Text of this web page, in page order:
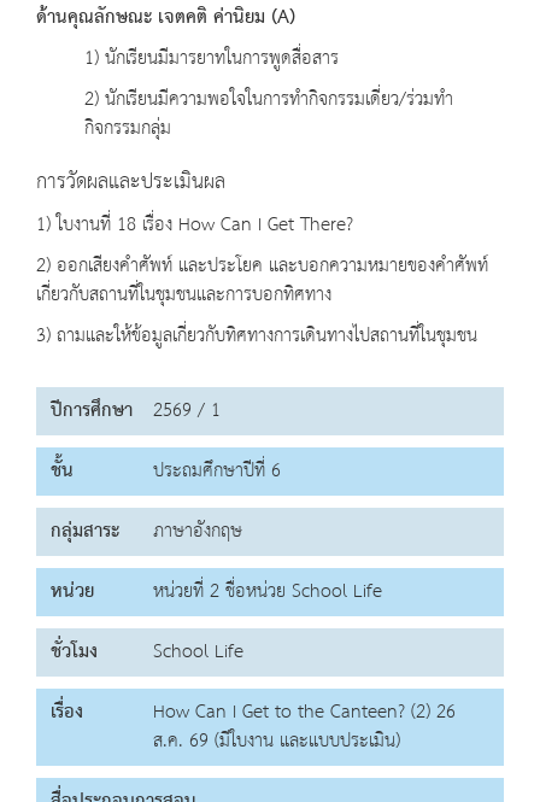
ด้านคุณลักษณะ เจตคติ ค่านิยม (A)
1) นักเรียนมีมารยาทในการพูดสื่อสาร
2) นักเรียนมีความพอใจในการทำกิจกรรมเดี่ยว/ร่วมทำ
กิจกรรมกลุ่ม
การวัดผลและประเมินผล
1) ใบงานที่ 18 เรื่อง How Can I Get There?
2) ออกเสียงคำศัพท์ และประโยค และบอกความหมายของคำศัพท์
เกี่ยวกับสถานที่ในชุมชนและการบอกทิศทาง
3) ถามและให้ข้อมูลเกี่ยวกับทิศทางการเดินทางไปสถานที่ในชุมชน
ปีการศึกษา 2569 / 1
ชั้น
ประถมศึกษาปีที่ 6
กลุ่มสาระ
ภาษาอังกฤษ
หน่วย
หน่วยที่ 2 ชื่อหน่วย School Life
ชั่วโมง
School Life
เรื่อง
How Can I Get to the Canteen? (2) 26
ส.ค. 69 (มีใบงาน และแบบประเมิน)